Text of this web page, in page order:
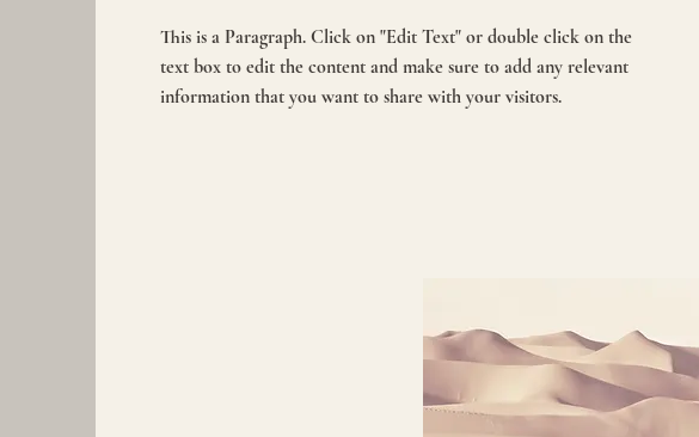
This is a Paragraph. Click on "Edit Text" or double click on the
text box to edit the content and make sure to add any relevant
information that you want to share with your visitors.